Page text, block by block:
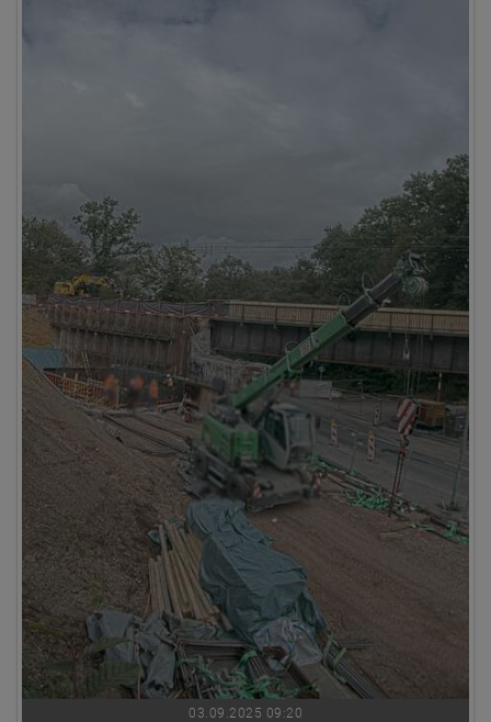
03.09.2025 09:20